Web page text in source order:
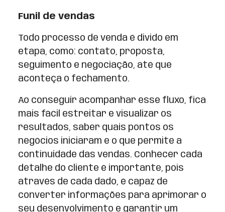
Funil de vendas
Todo processo de venda é divido em
etapa, como: contato, proposta,
seguimento e negociação, até que
aconteça o fechamento.
Ao conseguir acompanhar esse fluxo, fica
mais fácil estreitar e visualizar os
resultados, saber quais pontos os
negócios iniciaram e o que permite a
continuidade das vendas. Conhecer cada
detalhe do cliente é importante, pois
através de cada dado, é capaz de
converter informações para aprimorar o
seu desenvolvimento e garantir um